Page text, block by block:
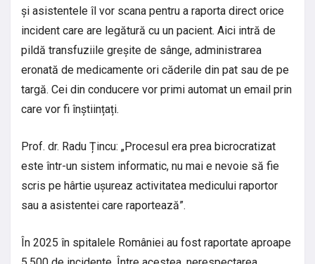
și asistentele îl vor scana pentru a raporta direct orice
incident care are legătură cu un pacient. Aici intră de
pildă transfuziile greșite de sânge, administrarea
eronată de medicamente ori căderile din pat sau de pe
targă. Cei din conducere vor primi automat un email prin
care vor fi înștiințați.
Prof. dr. Radu Țincu: „Procesul era prea bicrocratizat
este într-un sistem informatic, nu mai e nevoie să fie
scris pe hârtie ușureaz activitatea medicului raportor
sau a asistentei care raportează”.
În 2025 în spitalele României au fost raportate aproape